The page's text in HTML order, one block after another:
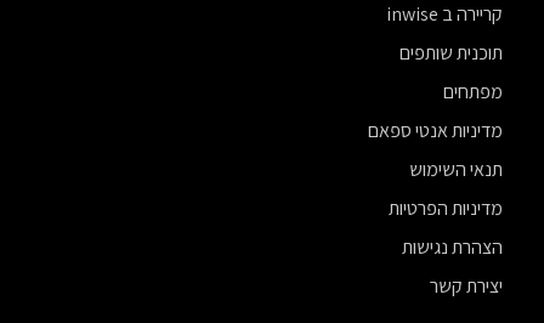
קריירה ב inwise
תוכנית שותפים
מפתחים
מדיניות אנטי ספאם
תנאי השימוש
מדיניות הפרטיות
הצהרת נגישות
יצירת קשר